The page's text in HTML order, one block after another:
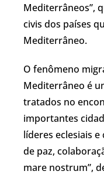
Mediterrâneos”,
civis dos países
Mediterrâneo.
O fenômeno
Mediterrâneo é
tratados no
importantes
líderes eclesiais
de paz,
mare nostrum”,